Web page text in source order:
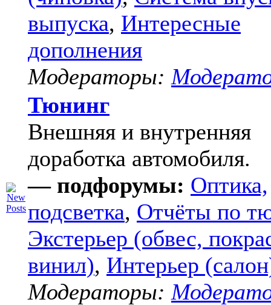
выпуска, Интересные
дополнения
Модераторы:
Тюнинг
Внешняя и внутренняя
доработка автомобиля.
— подфорумы: Оптика,
подсветка, Отчёты по
Экстерьер (обвес,
винил), Интерьер
Модераторы: